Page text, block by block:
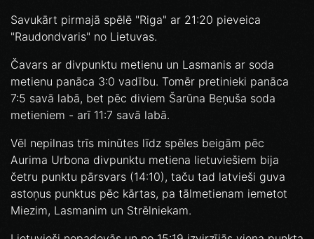
Savukārt pirmajā spēlē "Riga" ar 21:20 pieveica
"Raudondvaris" no Lietuvas.
Čavars ar divpunktu metienu un Lasmanis ar soda
metienu panāca 3:0 vadību. Tomēr pretinieki panāca
7:5 savā labā, bet pēc diviem Šarūna Beņuša soda
metieniem - arī 11:7 savā labā.
Vēl nepilnas trīs minūtes līdz spēles beigām pēc
Aurima Urbona divpunktu metiena lietuviešiem bija
četru punktu pārsvars (14:10), taču tad latvieši guva
astoņus punktus pēc kārtas, pa tālmetienam iemetot
Miezim, Lasmanim un Strēlniekam.